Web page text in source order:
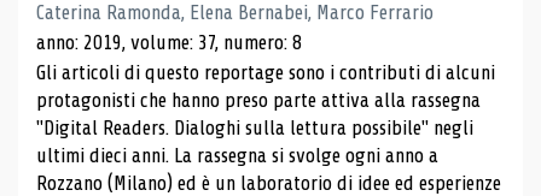
Caterina Ramonda, Elena Bernabei, Marco Ferrario
anno: 2019, volume: 37, numero: 8
Gli articoli di questo reportage sono i contributi di alcuni
protagonisti che hanno preso parte attiva alla rassegna
"Digital Readers. Dialoghi sulla lettura possibile" negli
ultimi dieci anni. La rassegna si svolge ogni anno a
Rozzano (Milano) ed è un laboratorio di idee ed esperienze